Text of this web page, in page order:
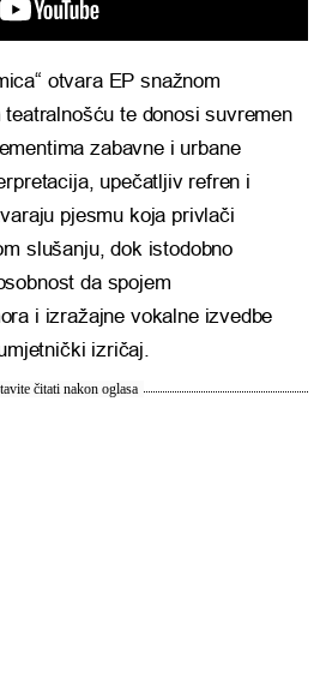
otvara EP snažnom
te donosi suvremen
zabavne i urbane
upečatljiv refren i
pjesmu koja privlači
slušanju, dok istodobno
da spojem
i izražajne vokalne izvedbe
izričaj.
čitati nakon oglasa